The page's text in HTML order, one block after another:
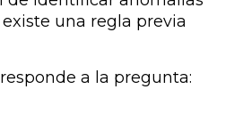
una regla previa
a la pregunta: